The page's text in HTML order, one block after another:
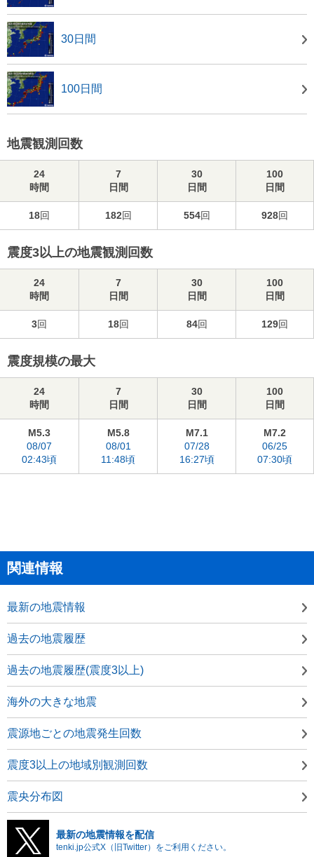
30日間
100日間
地震観測回数
24
時間
7
日間
30
日間
100
日間
18回 182回 554回 928回
震度3以上の地震観測回数
24
時間
7
日間
30
日間
100
日間
3回 18回 84回 129回
震度規模の最大
24
時間
7
日間
30
日間
100
日間
M5.3
08/07
02:43頃
M5.8
08/01
11:48頃
M7.1
07/28
16:27頃
M7.2
06/25
07:30頃
関連情報
最新の地震情報
過去の地震履歴
過去の地震履歴(震度3以上)
海外の大きな地震
震源地ごとの地震発生回数
震度3以上の地域別観測回数
震央分布図
最新の地震情報を配信
tenki.jp公式X（旧Twitter）をご利用ください。